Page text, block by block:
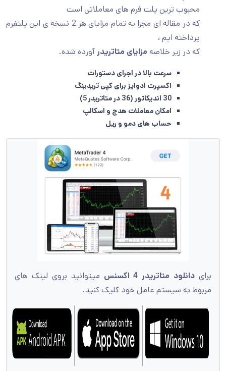
ترین پلت فرم های معاملاتی است
که در مقاله ای مجزا به تمام مزایای هر 2 نسخه ی این پلتفرم
ایم ،
در زیر خلاصهمزایای متاتریدر آورده شده.
سرعت بالا در اجرای دستورات
اکسپرت ادوایز برای کپی تریدینگ
امکان معاملات هدج و اسکالپ
حساب های دمو و ریل
دانلود متاتریدر 4 اکسنس
میتوانید بروی لینک های
به سیستم عامل خود کلیک کنید.